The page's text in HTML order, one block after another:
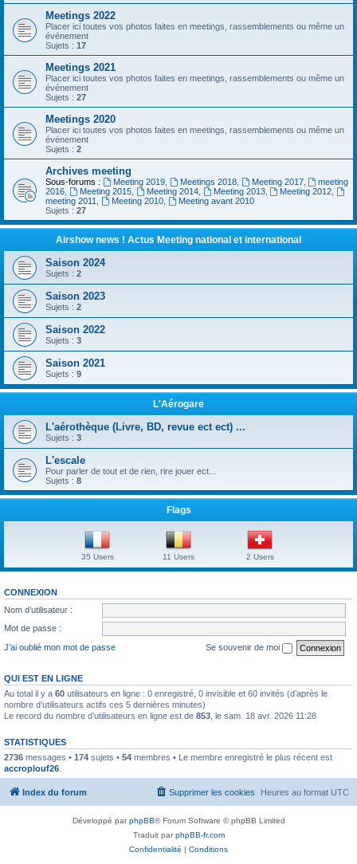
Meetings 2022
Placer ici toutes vos photos faites en meetings, rassemblements ou même un
événement
Sujets : 17
Meetings 2021
Placer ici toutes vos photos faites en meetings, rassemblements ou même un
événement
Sujets : 27
Meetings 2020
Placer ici toutes vos photos faites en meetings, rassemblements ou même un
événement
Sujets : 2
Archives meeting
Sous-forums : Meeting 2019, Meetings 2018, Meeting 2017,
meeting
2016
Meeting 2015, Meeting 2014, Meeting 2013, Meeting 2012
meeting 2011
Meeting 2010,
Meeting avant 2010
Sujets : 27
Airshow news ! Actus Meeting national et international
Saison 2024
Sujets : 2
Saison 2023
Sujets : 2
Saison 2022
Sujets : 3
Saison 2021
Sujets : 9
L'Aérogare
L'aérothèque (Livre, BD, revue ect ect) ...
Sujets : 3
L'escale
Pour parler de tout et de rien, rire jouer ect...
Sujets : 8
Flags
35 Users 11 Users 2 Users
CONNEXION
Nom d’utilisateur :
Mot de passe :
J’ai oublié mon mot de passe
Se souvenir de moi
QUI EST EN LIGNE
Au total il y a 60 utilisateurs en ligne : 0 enregistré, 0 invisible et 60 invités (d’après le
nombre d’utilisateurs actifs ces 5 dernières minutes)
Le record du nombre d’utilisateurs en ligne est de 853 , le sam. 18 avr. 2026 11:28
STATISTIQUES
2736 messages • 174 sujets • 54 membres • Le membre enregistré le plus récent est
accroplouf26
Index du forum Heures au format UTC
Supprimer les cookies
Développé parphpBB® Forum Software © phpBB Limited
Traduit parphpBB-fr.com
Confidentialité | Conditions